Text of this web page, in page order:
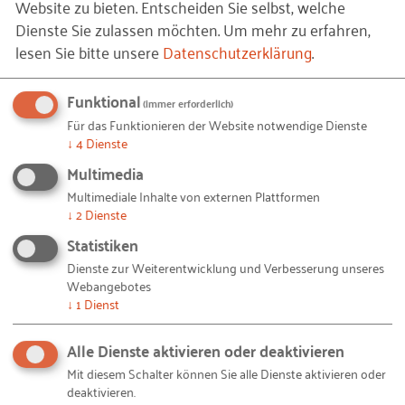
Termin: Donnerstag, 9. Mai 2019, 10:00
bis 16:00 Uhr
Ort: Bundesministerium für Wirtschaft
und Energie, 10115 Berlin, Ludwig-
Erhard-Saal (Einlass über Invalidenstr.
48)
Weitere Informationen zum Programm und zur
Anmeldung finden Sie hier:
https://www.bmwi.de/Redaktion/DE/Veranstaltunge
n/2019/20190509-konferenz-moderne-digitale-
verwaltung.html
Website zu bieten. Entscheiden Sie selbst, welche
Dienste Sie zulassen möchten.Um mehr zu erfahren,
lesen Sie bitte unsereDatenschutzerklärung.
Funktional(immer erforderlich)
Für das Funktionieren der Website notwendige Dienste
↓ 4Dienste
Multimedia
Multimediale Inhalte von externen Plattformen
↓ 2Dienste
Statistiken
Dienste zur Weiterentwicklung und Verbesserung unseres
Webangebotes
↓ 1 Dienst
Alle Dienste aktivieren oder deaktivieren
Mit diesem Schalter können Sie alle Dienste aktivieren oder
deaktivieren.